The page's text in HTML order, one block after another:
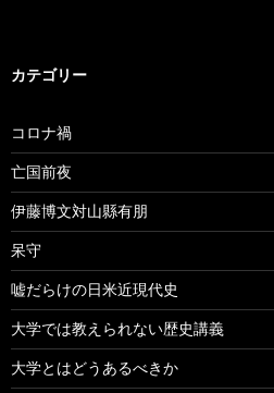
カテゴリー
コロナ禍
亡国前夜
伊藤博文対山縣有朋
呆守
嘘だらけの日米近現代史
大学では教えられない歴史講義
大学とはどうあるべきか